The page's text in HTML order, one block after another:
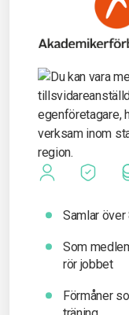
Samlar
Som
rör jobbet
Förmåner